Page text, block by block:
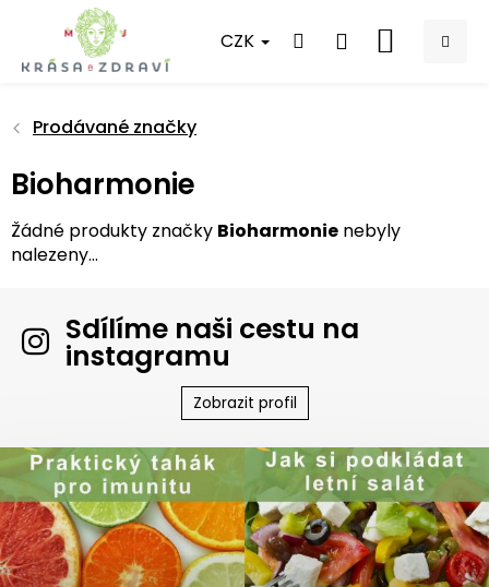
obsah
CZK
NÁKUPNÍ
Prodávané značky
Bioharmonie
Žádné produkty značky Bioharmonie nebyly
nalezeny...
Sdílíme naši cestu na
instagramu
Zobrazit profil